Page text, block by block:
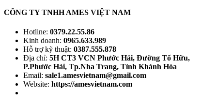
CÔNG TY TNHH AMES VIỆT NAM
Hotline: 0379.22.55.86
Kinh doanh: 0965.633.989
Hỗ trợ kỹ thuật: 0387.555.878
Địa chỉ: 5H CT3 VCN Phước Hải, Đường Tố Hữu,
P.Phước Hải, Tp.Nha Trang, Tỉnh Khánh Hòa
Email: sale1.amesvietnam@gmail.com
Website: https://amesvietnam.com